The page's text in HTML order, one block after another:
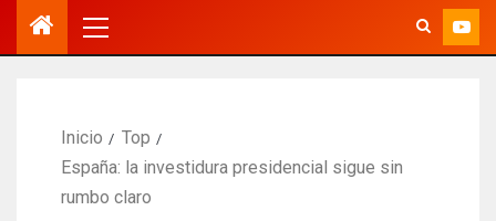
Inicio
Top
España: la investidura presidencial sigue sin
rumbo claro